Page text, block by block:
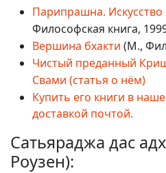
Парипрашна. Искусство
Философская книга,
Вершина бхакти (М.,
Чистый преданный
Свами (статья о нём)
Купить его книги в
доставкой почтой.
Сатьяраджа дас
Роузен):